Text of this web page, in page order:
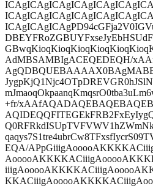
AdMBSAMBIgACEQEDEQH/
+fr/
EQA/